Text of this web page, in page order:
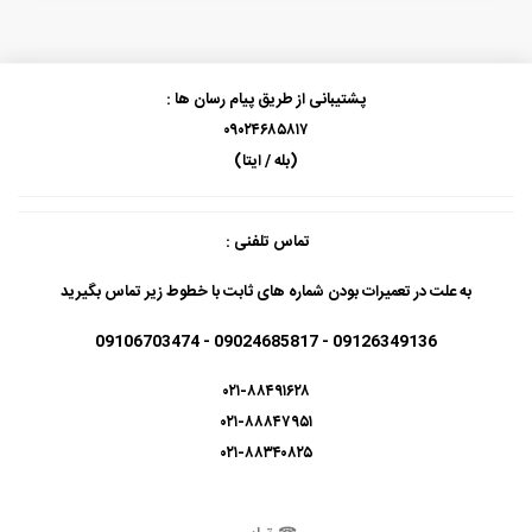
پشتیبانی از طریق پیام رسان ها :
۰۹۰۲۴۶۸۵۸۱۷
(بله / ایتا)
تماس تلفنی :
به علت در تعمیرات بودن شماره های ثابت با خطوط زیر تماس بگیرید
09126349136 - 09024685817 - 09106703474
۰۲۱-۸۸۴۹۱۶۲۸
۰۲۱-۸۸۸۴۷۹۵۱
۰۲۱-۸۸۳۴۰۸۲۵